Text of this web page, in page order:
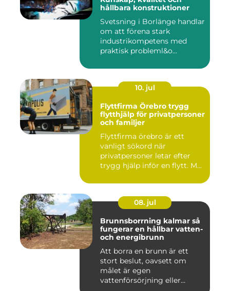
hållbara konstruktioner
Svetsning i Borlänge handlar
om att förena stark
industrikompetens med
praktisk probleml&o...
10. jul
Flyttfirma Örebro trygg
flytthjälp för privatpersoner
och familjer
Flyttfirma örebro är ett
vanligt sökord när
privatpersoner letar efter
trygg hjälp inför en flytt. M...
08. jul
Brunnsborrning kalmar så
fungerar en hållbar vatten-
och energibrunn
Att borra en brunn är ett
stort beslut, oavsett om
målet är egen
vattenförsörjning eller